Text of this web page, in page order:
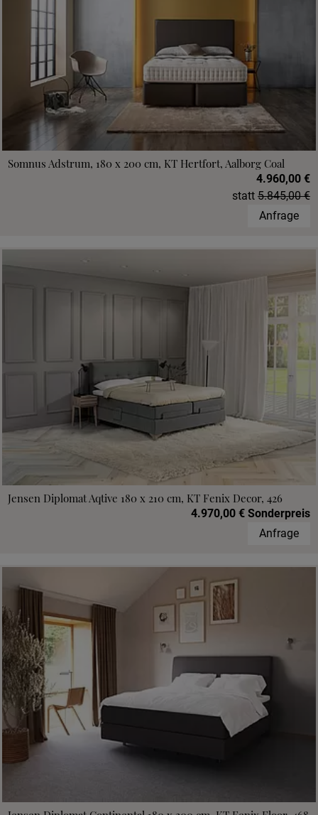
Somnus Adstrum, 180 x 200 cm, KT Hertfort, Aalborg Coal
4.960,00 €
statt 5.845,00 €
Anfrage
Jensen Diplomat Aqtive 180 x 210 cm, KT Fenix Decor, 426
4.970,00 € Sonderpreis
Anfrage